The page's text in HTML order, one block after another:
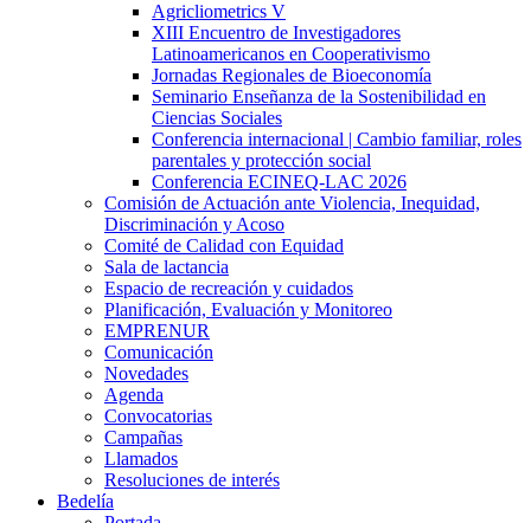
Agricliometrics V
XIII Encuentro de Investigadores
Latinoamericanos en Cooperativismo
Jornadas Regionales de Bioeconomía
Seminario Enseñanza de la Sostenibilidad en
Ciencias Sociales
Conferencia internacional | Cambio familiar, roles
parentales y protección social
Conferencia ECINEQ-LAC 2026
Comisión de Actuación ante Violencia, Inequidad,
Discriminación y Acoso
Comité de Calidad con Equidad
Sala de lactancia
Espacio de recreación y cuidados
Planificación, Evaluación y Monitoreo
EMPRENUR
Comunicación
Novedades
Agenda
Convocatorias
Campañas
Llamados
Resoluciones de interés
Bedelía